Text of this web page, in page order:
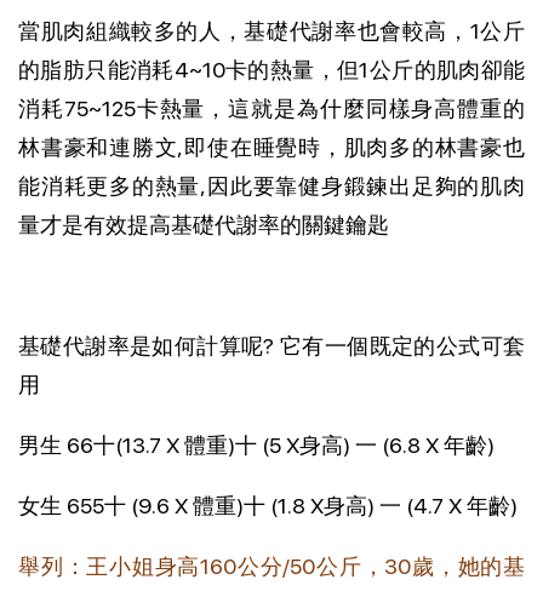
當肌肉組織較多的人，基礎代謝率也會較高， 1公斤
的脂肪只能消耗4~10卡的熱量，但1公斤的肌肉卻能
消耗75~125卡熱量，這就是為什麼同樣身高體重的
林書豪和連勝文,即使在睡覺時，肌肉多的林書豪也
能消耗更多的熱量,因此要靠健身鍛鍊出足夠的肌肉
量才是有效提高基礎代謝率的關鍵鑰匙
基礎代謝率是如何計算呢? 它有一個既定的公式可套
用
男生 66十(13.7 X 體重)十 (5 X身高) 一 (6.8 X 年齡)
女生 655十 (9.6 X 體重)十 (1.8 X身高) 一 (4.7 X 年齡)
舉列：王小姐身高160公分/50公斤，30歲，她的基